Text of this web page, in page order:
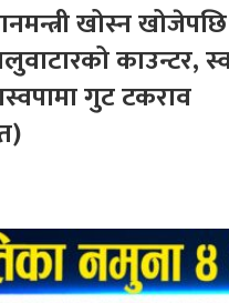
खोस्न खोजेपछि
काउन्टर,
गुट टकराव